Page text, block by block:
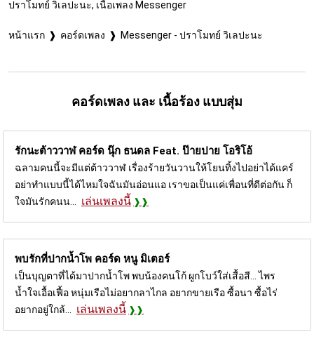
ปราโมทย์ วิเลปะนะ, เนื้อเพลง Messenger
หน้าแรก คอร์ดเพลง Messenger - ปราโมทย์ วิเลปะนะ
คอร์ดเพลง และ เนื้อร้อง แบบสุ่ม
รักนะต้าววาฬ คอร์ด นุ๊ก ธนดล Feat. ป๊ายปาย โอริโอ้
ฉลามคนนี้จะมีแต่ต้าววาฬ เรื่องร้ายวันวานให้โยนทิ้งไปอย่าได้แคร์
อย่าทำแบบนี้ได้ไหมใจฉันมันอ่อนแอ เราขอเป็นแค่เพื่อนที่ดีต่อกัน ก็
ใจมันรักคนน... เล่นเพลงนี้
พบรักที่ปากน้ำโพ คอร์ด หนู มิเตอร์
เป็นบุญตาที่ได้มาปากน้ำโพ พบน้องคนโก้ ผูกโบว์ใส่เสื้อสี... ไพร
น้ำใจเอื้อเฟื้อ หนุ่มเรือไม่อยากลาไกล อยากขายเรือ ซื้อนา ซื้อไร่
อยากอยู่ใกล้... เล่นเพลงนี้